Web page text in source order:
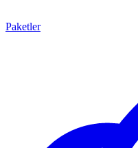
Paketler